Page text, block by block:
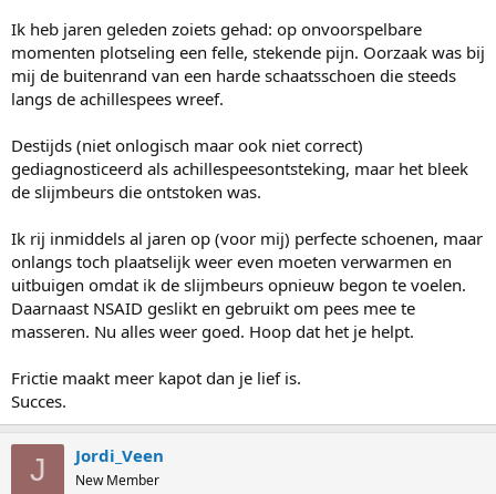
Ik heb jaren geleden zoiets gehad: op onvoorspelbare
momenten plotseling een felle, stekende pijn. Oorzaak was bij
mij de buitenrand van een harde schaatsschoen die steeds
langs de achillespees wreef.
Destijds (niet onlogisch maar ook niet correct)
gediagnosticeerd als achillespeesontsteking, maar het bleek
de slijmbeurs die ontstoken was.
Ik rij inmiddels al jaren op (voor mij) perfecte schoenen, maar
onlangs toch plaatselijk weer even moeten verwarmen en
uitbuigen omdat ik de slijmbeurs opnieuw begon te voelen.
Daarnaast NSAID geslikt en gebruikt om pees mee te
masseren. Nu alles weer goed. Hoop dat het je helpt.
Frictie maakt meer kapot dan je lief is.
Succes.
J Jordi_Veen
New Member